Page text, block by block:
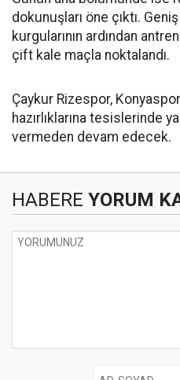
dokunuşları öne çıktı.
kurgularının ardından
çift kale maçla noktalandı.
Çaykur Rizespor, Konyaspor
hazırlıklarına tesislerinde
vermeden devam edecek.
HABERE YORUM